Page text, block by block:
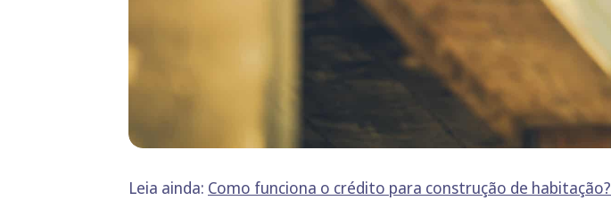
Leia ainda: Como funciona o crédito para construção de habitação?